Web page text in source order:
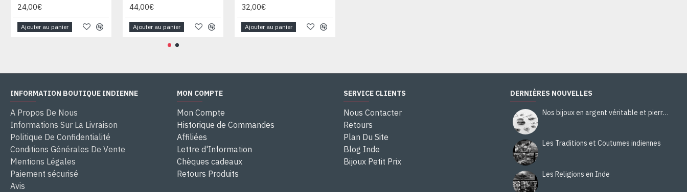
24,00€
Ajouter au panier
44,00€
Ajouter au panier
32,00€
Ajouter au panier
INFORMATION BOUTIQUE INDIENNE
A Propos De Nous
Informations Sur La Livraison
Politique De Confidentialité
Conditions Générales De Vente
Mentions Légales
Paiement sécurisé
Avis
MON COMPTE
Mon Compte
Historique de Commandes
Affiliées
Lettre d'Information
Chèques cadeaux
Retours Produits
SERVICE CLIENTS
Nous Contacter
Retours
Plan Du Site
Blog Inde
Bijoux Petit Prix
DERNIÈRES NOUVELLES
Nos bijoux en argent véritable et pierres naturelles
Les Traditions et Coutumes indiennes
Les Religions en Inde